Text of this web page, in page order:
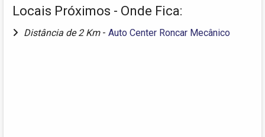
Locais Próximos - Onde Fica:
Distância de 2 Km - Auto Center Roncar Mecânico